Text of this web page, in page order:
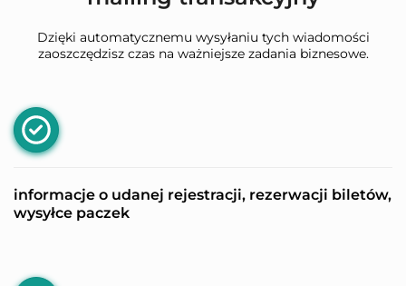
Dzięki automatycznemu wysyłaniu tych wiadomości
zaoszczędzisz czas na ważniejsze zadania biznesowe.
informacje o udanej rejestracji, rezerwacji biletów,
wysyłce paczek